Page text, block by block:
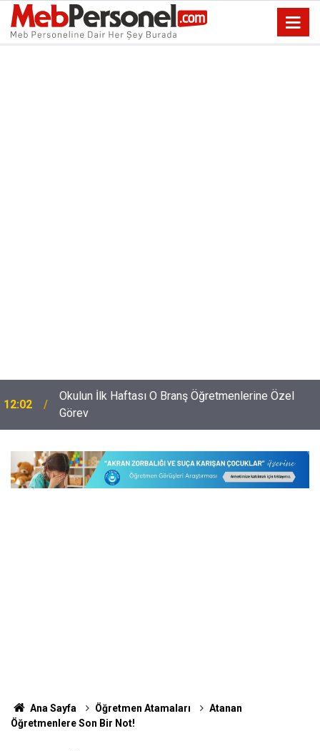
12:02
Okulun İlk Haftası O Branş Öğretmenlerine Özel
Görev
Ana Sayfa Öğretmen Atamaları
Atanan
Öğretmenlere Son Bir Not!